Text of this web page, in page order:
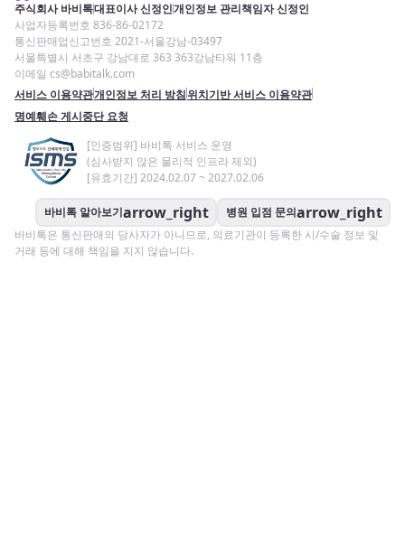
주식회사 바비톡대표이사 신정인개인정보 관리책임자 신정인
사업자등록번호 836-86-02172
통신판매업신고번호 2021-서울강남-03497
서울특별시 서초구 강남대로 363 363강남타워 11층
이메일 cs@babitalk.com
서비스 이용약관개인정보 처리 방침위치기반 서비스 이용약관
명예훼손 게시중단 요청
[인증범위] 바비톡 서비스 운영
(심사받지 않은 물리적 인프라 제외)
[유효기간] 2024.02.07 ~ 2027.02.06
바비톡 알아보기arrow_right 병원 입점 문의arrow_right
바비톡은 통신판매의 당사자가 아니므로, 의료기관이 등록한 시/수술 정보 및
거래 등에 대해 책임을 지지 않습니다.